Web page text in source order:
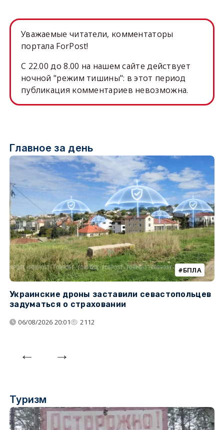
Уважаемые читатели, комментаторы
портала ForPost!
C 22.00 до 8.00 на нашем сайте действует
ночной "режим тишины": в этот период
публикация комментариев невозможна.
Главное за день
БПЛА
Украинские дроны заставили севастопольцев
задуматься о страховании
06/08/2026 20:01 2112
Туризм